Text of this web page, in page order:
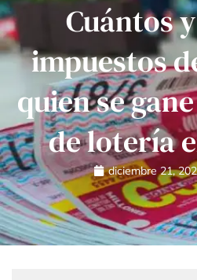
Cuántos
impuestos
quien se
de lotería
diciembre 21,